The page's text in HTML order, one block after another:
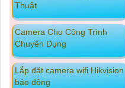
Thuật
Camera Cho Công Trình
Chuyên Dụng
Lắp đặt camera wifi Hikvision
báo động